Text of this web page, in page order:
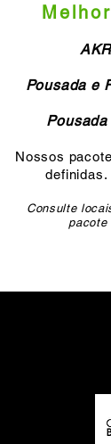
Pousada e
Nossos
definidas.
Consulte
pacote